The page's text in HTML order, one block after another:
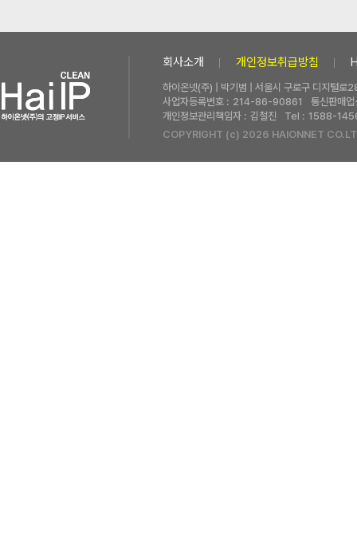
회사소개 개인정보취급방침
하이온넷(주) | 박기범 | 서울시 구로구 디지털
사업자등록번호 : 214-86-90861
통신판매
개인정보관리책임자 : 김철진 Tel : 1588-
COPYRIGHT (c) 2026 HAIONNET